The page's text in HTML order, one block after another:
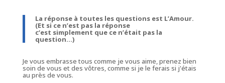
La réponse à toutes les questions est L’Amour.
(Et si ce n’est pas la réponse
c‘est simplement que ce n’était pas la
question…)
Je vous embrasse tous comme je vous aime, prenez bien
soin de vous et des vôtres, comme si je le ferais si j'étais
au près de vous.